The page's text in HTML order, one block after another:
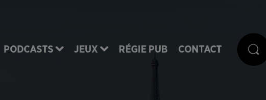
PODCASTS JEUX RÉGIE PUB CONTACT